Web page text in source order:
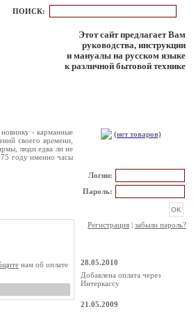
ПОИСК:
Этот сайт предлагает Вам
руководства, инструкции
и мануалы на русском языке
к различной бытовой технике
новинку - карманные
своего времени,
люди едва ли не
году именно часы
нам об оплате
(нет товаров)
Логин:
Пароль:
Регистрация | забыли пароль?
28.05.2010
Добавлена оплата через
Интеркассу
21.05.2009